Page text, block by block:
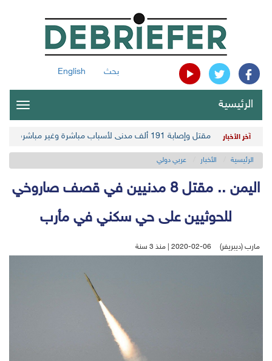
بحث English
الرئيسية
آخر الأخبار مقتل وإصابة 191 ألف مدني لأسباب مباشرة وغير مباشرة في أحدث حصيلة حوثية
الرئيسية الأخبار عربي دولي
اليمن .. مقتل 8 مدنيين في قصف صاروخي
للحوثيين على حي سكني في مأرب
مارب (ديبريفر) 2020-02-06 | منذ 3 سنة